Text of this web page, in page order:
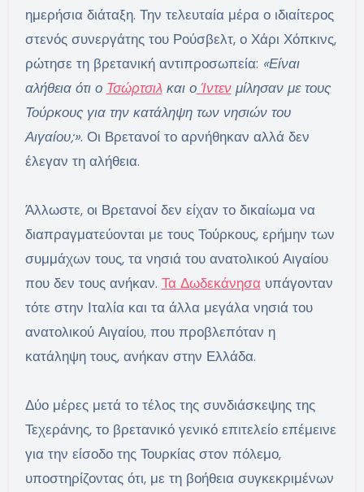
ημερήσια διάταξη. Την τελευταία μέρα ο ιδιαίτερος
στενός συνεργάτης του Ρούσβελτ, ο Χάρι Χόπκινς,
ρώτησε τη βρετανική αντιπροσωπεία: «Είναι
αλήθεια ότι ο Τσώρτσιλκαι οΊντενμίλησαν με τους
Τούρκους για την κατάληψη των νησιών του
Αιγαίου;». Οι Βρετανοί το αρνήθηκαν αλλά δεν
έλεγαν τη αλήθεια.
Άλλωστε, οι Βρετανοί δεν είχαν το δικαίωμα να
διαπραγματεύονται με τους Τούρκους, ερήμην των
συμμάχων τους, τα νησιά του ανατολικού Αιγαίου
που δεν τους ανήκαν. Τα Δωδεκάνησαυπάγονταν
τότε στην Ιταλία και τα άλλα μεγάλα νησιά του
ανατολικού Αιγαίου, που προβλεπόταν η
κατάληψη τους, ανήκαν στην Ελλάδα.
Δύο μέρες μετά το τέλος της συνδιάσκεψης της
Τεχεράνης, το βρετανικό γενικό επιτελείο επέμεινε
για την είσοδο της Τουρκίας στον πόλεμο,
υποστηρίζοντας ότι, με τη βοήθεια συγκεκριμένων